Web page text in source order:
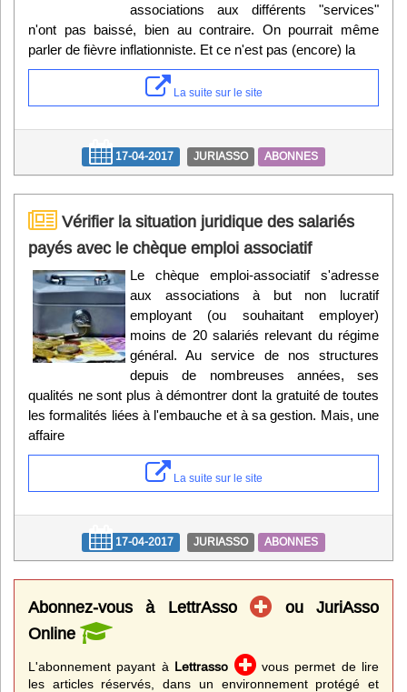
associations aux différents "services"
n'ont pas baissé, bien au contraire. On pourrait même
parler de fièvre inflationniste. Et ce n'est pas (encore) la
La suite sur le site
17-04-2017 JURIASSO ABONNES
Vérifier la situation juridique des salariés
payés avec le chèque emploi associatif
Le chèque emploi-associatif s'adresse
aux associations à but non lucratif
employant (ou souhaitant employer)
moins de 20 salariés relevant du régime
général. Au service de nos structures
depuis de nombreuses années, ses
qualités ne sont plus à démontrer dont la gratuité de toutes
les formalités liées à l'embauche et à sa gestion. Mais, une
affaire
La suite sur le site
17-04-2017 JURIASSO ABONNES
Abonnez-vous à LettrAsso
ou JuriAsso
Online
L'abonnement payant à Lettrasso
vous permet de lire
les articles réservés, dans un environnement protégé et